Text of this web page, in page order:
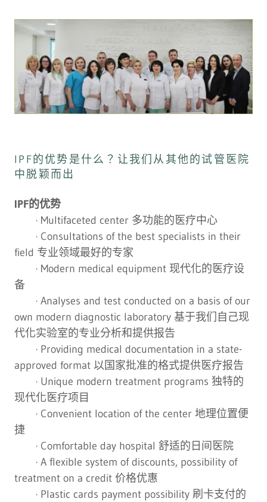
IPF的优势是什么？让我们从其他的试管医院
中脱颖而出
IPF的优势
· Multifaceted center 多功能的医疗中心
· Consultations of the best specialists in their
field 专业领域最好的专家
· Modern medical equipment 现代化的医疗设
备
· Analyses and test conducted on a basis of our
own modern diagnostic laboratory 基于我们自己现
代化实验室的专业分析和提供报告
· Providing medical documentation in a state-
approved format 以国家批准的格式提供医疗报告
· Unique modern treatment programs 独特的
现代化医疗项目
· Convenient location of the center 地理位置便
捷
· Comfortable day hospital 舒适的日间医院
· A flexible system of discounts, possibility of
treatment on a credit 价格优惠
· Plastic cards payment possibility 刷卡支付的